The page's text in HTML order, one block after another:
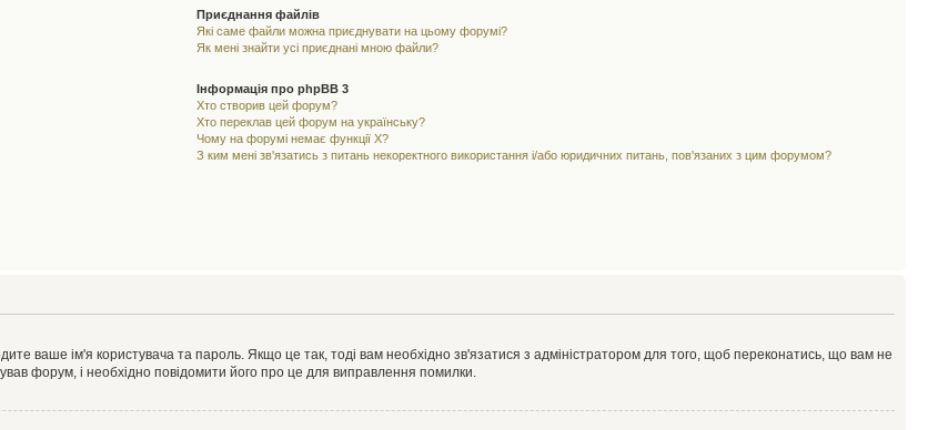
Приєднання файлів
Які саме файли можна приєднувати на цьому форумі?
Як мені знайти усі приєднані мною файли?
Інформація про phpBB 3
Хто створив цей форум?
Хто переклав цей форум на українську?
Чому на форумі немає функції X?
З ким мені зв'язатись з питань некоректного використання і/або юридичних питань, пов'язаних з цим форумом?
ваше ім'я користувача та пароль. Якщо це так, тоді вам необхідно зв'язатися з адміністратором для того, щоб переконатись, що вам не
форум, і необхідно повідомити його про це для виправлення помилки.